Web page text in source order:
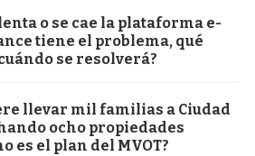
o se cae la plataforma e-
tiene el problema, qué
se resolverá?
llevar mil familias a Ciudad
ocho propiedades
es el plan del MVOT?